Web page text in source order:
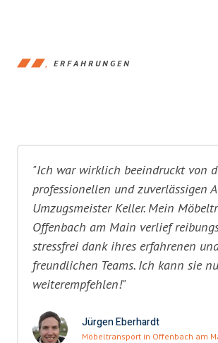
ERFAHRUNGEN
"Ich war wirklich beeindruckt von
professionellen und zuverlässigen
Umzugsmeister Keller. Mein
Offenbach am Main verlief
stressfrei dank ihres erfahrenen
freundlichen Teams. Ich kann sie
weiterempfehlen!"
Jürgen Eberhardt
Möbeltransport in Offenbach am